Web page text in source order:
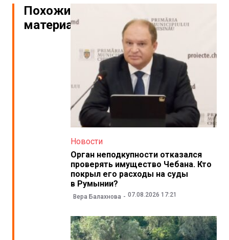
Похожие
материалы
Новости
Орган неподкупности отказался
проверять имущество Чебана. Кто
покрыл его расходы на суды
в Румынии?
Вера Балахнова 07.08.2026 17:21